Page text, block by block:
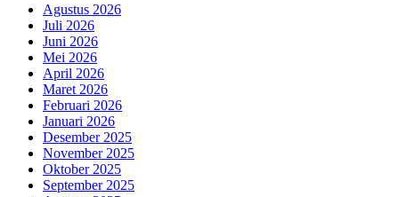
Agustus 2026
Juli 2026
Juni 2026
Mei 2026
April 2026
Maret 2026
Februari 2026
Januari 2026
Desember 2025
November 2025
Oktober 2025
September 2025